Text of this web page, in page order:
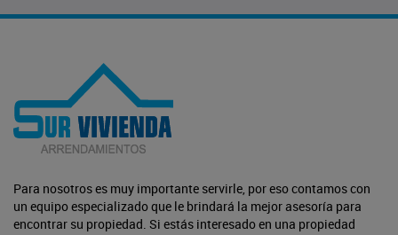
Para nosotros es muy importante servirle, por eso contamos con
un equipo especializado que le brindará la mejor asesoría para
encontrar su propiedad. Si estás interesado en una propiedad